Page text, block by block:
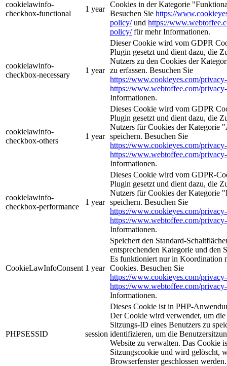
cookielawinfo-
checkbox-functional
1 year
Cookies in der Kategorie
Besuchen Sie https://
policy/und https://
policy/für mehr Informationen.
cookielawinfo-
checkbox-necessary
1 year
Dieser Cookie wird vom GDPR
Plugin gesetzt und dient dazu, die
Nutzers zu den Cookies der
zu erfassen. Besuchen Sie
https://www.cookieyes.com/
https://www.webtoffee.com/
Informationen.
cookielawinfo-
checkbox-others
1 year
Dieses Cookie wird vom GDPR
Plugin gesetzt und dient dazu, die
Nutzers für Cookies der Kategorie
speichern. Besuchen Sie
https://www.cookieyes.com/
https://www.webtoffee.com/
Informationen.
cookielawinfo-
checkbox-performance
1 year
Dieses Cookie wird vom GDPR-
Plugin gesetzt und dient dazu, die
Nutzers für Cookies der Kategorie
speichern. Besuchen Sie
https://www.cookieyes.com/
https://www.webtoffee.com/
Informationen.
CookieLawInfoConsent 1 year
Speichert den Standard-
entsprechenden Kategorie und den
Es funktioniert nur in Koordination
Cookies. Besuchen Sie
https://www.cookieyes.com/
https://www.webtoffee.com/
Informationen.
PHPSESSID session
Dieses Cookie ist in PHP-
Der Cookie wird verwendet, um die
Sitzungs-ID eines Benutzers zu
identifizieren, um die
Website zu verwalten. Das Cookie
Sitzungscookie und wird gelöscht,
Browserfenster geschlossen werden.